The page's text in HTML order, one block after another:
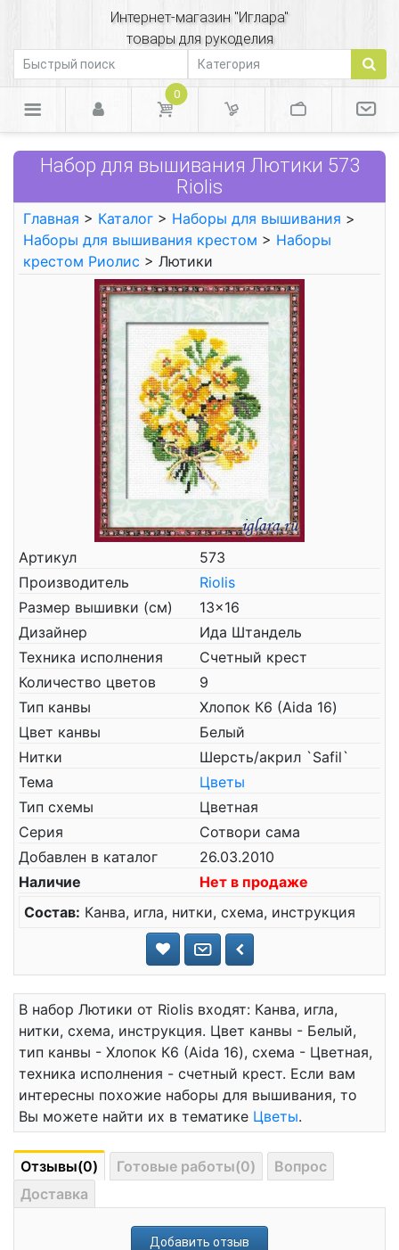
Интернет-магазин "Иглара"
товары для рукоделия
0
Набор для вышивания Лютики 573
Riolis
Главная > Каталог > Наборы для вышивания >
Наборы для вышивания крестом > Наборы
крестом Риолис > Лютики
Артикул
573
Производитель
Riolis
Размер вышивки (см)
13x16
Дизайнер
Ида Штандель
Техника исполнения
Счетный крест
Количество цветов
9
Тип канвы
Хлопок К6 (Aida 16)
Цвет канвы
Белый
Нитки
Шерсть/акрил `Safil`
Тема
Цветы
Тип схемы
Цветная
Серия
Сотвори сама
Добавлен в каталог
26.03.2010
Наличие
Нет в продаже
Состав: Канва, игла, нитки, схема, инструкция
В набор Лютики от Riolis входят: Канва, игла,
нитки, схема, инструкция. Цвет канвы - Белый,
тип канвы - Хлопок К6 (Aida 16), схема - Цветная,
техника исполнения - счетный крест. Если вам
интересны похожие наборы для вышивания, то
Вы можете найти их в тематике Цветы.
Отзывы(0) Готовые работы(0)
Вопрос
Доставка
Добавить отзыв